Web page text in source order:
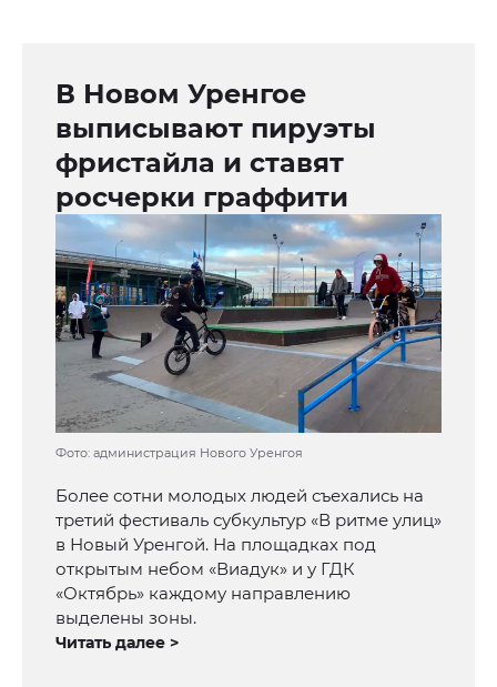
В Новом Уренгое
выписывают пируэты
фристайла и ставят
росчерки граффити
Фото: администрация Нового Уренгоя
Более сотни молодых людей съехались на
третий фестиваль субкультур «В ритме улиц»
в Новый Уренгой. На площадках под
открытым небом «Виадук» и у ГДК
«Октябрь» каждому направлению
выделены зоны.
Читать далее >